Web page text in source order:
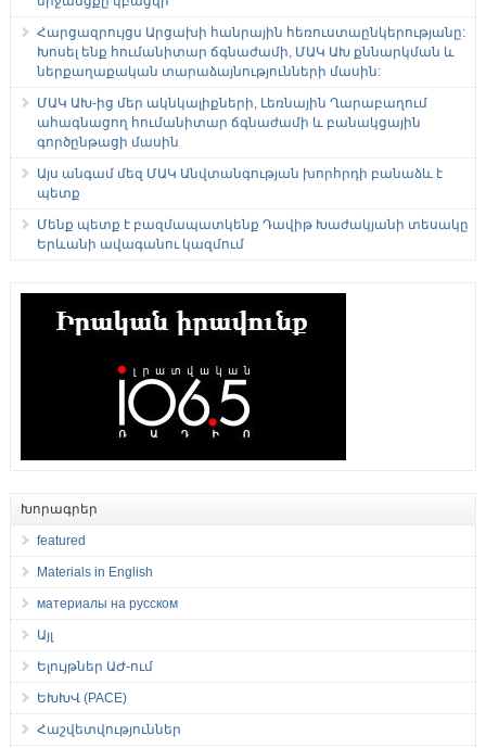
Հարցազրույցս Արցախի հանրային հեռուստաընկերությանը:
Խոսել ենք հումանիտար ճգնաժամի, ՄԱԿ ԱԽ քննարկման և
ներքաղաքական տարաձայնությունների մասին:
ՄԱԿ ԱԽ-ից մեր ակնկալիքների, Լեռնային Ղարաբաղում
ահագնացող հումանիտար ճգնաժամի և բանակցային
գործընթացի մասին
Այս անգամ մեզ ՄԱԿ Անվտանգության խորհրդի բանաձև է
պետք
Մենք պետք է բազմապատկենք Դավիթ Խաժակյանի տեսակը
Երևանի ավագանու կազմում
Խորագրեր
featured
Materials in English
материалы на русском
Այլ
Ելույթներ ԱԺ-ում
ԵԽԽՎ (PACE)
Հաշվետվություններ